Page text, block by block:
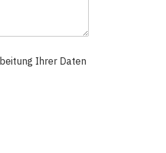
Ihrer Daten